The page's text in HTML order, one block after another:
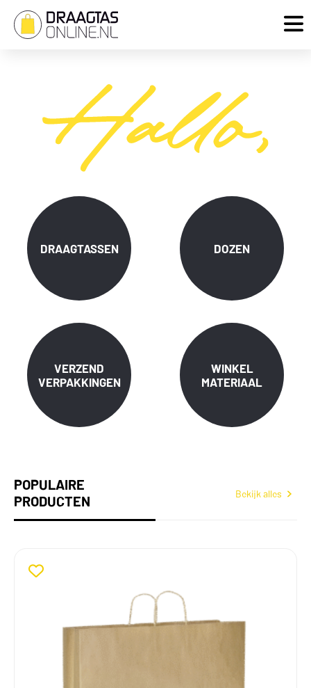
DRAAGTASSEN DOZEN
VERZEND
VERPAKKINGEN
WINKEL
MATERIAAL
POPULAIRE
PRODUCTEN
Bekijk alles